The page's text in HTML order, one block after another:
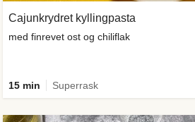
Cajunkrydret kyllingpasta
med finrevet ost og chiliflak
15 min Superrask